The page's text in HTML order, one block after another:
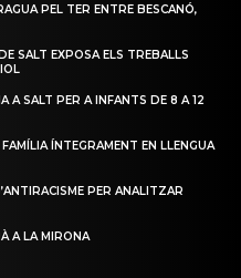
PEL TER ENTRE BESCANÓ,
SALT EXPOSA ELS TREBALLS
A SALT PER A INFANTS DE 8 A 12
ÍNTEGRAMENT EN LLENGUA
PER ANALITZAR
A LA MIRONA